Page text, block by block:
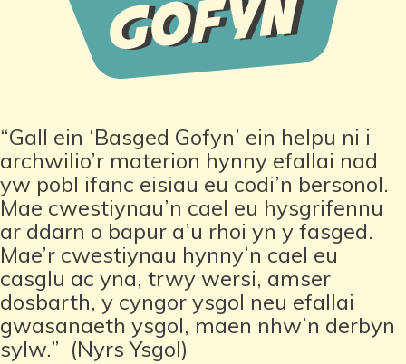
“Gall ein ‘Basged Gofyn’ ein helpu ni i
archwilio’r materion hynny efallai nad
yw pobl ifanc eisiau eu codi’n bersonol.
Mae cwestiynau’n cael eu hysgrifennu
ar ddarn o bapur a’u rhoi yn y fasged.
Mae’r cwestiynau hynny’n cael eu
casglu ac yna, trwy wersi, amser
dosbarth, y cyngor ysgol neu efallai
gwasanaeth ysgol, maen nhw’n derbyn
sylw.” (Nyrs Ysgol)